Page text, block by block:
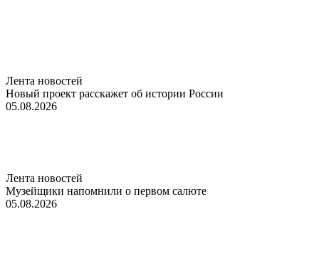
Лента новостей
Новый проект расскажет об истории России
05.08.2026
Лента новостей
Музейщики напомнили о первом салюте
05.08.2026